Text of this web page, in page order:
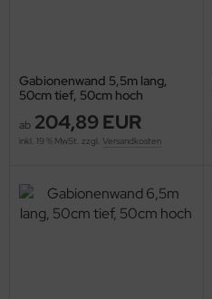
Gabionenwand 5,5m lang,
50cm tief, 50cm hoch
ab 204,89 EUR
inkl. 19 % MwSt. zzgl. Versandkosten